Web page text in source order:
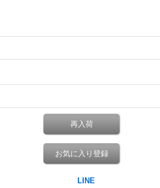
再入荷
お気に入り登録